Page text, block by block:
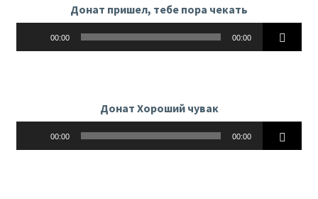
Донат пришел, тебе пора чекать
00:00 00:00
Донат Хороший чувак
00:00 00:00